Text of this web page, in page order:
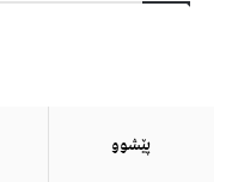
پێشوو